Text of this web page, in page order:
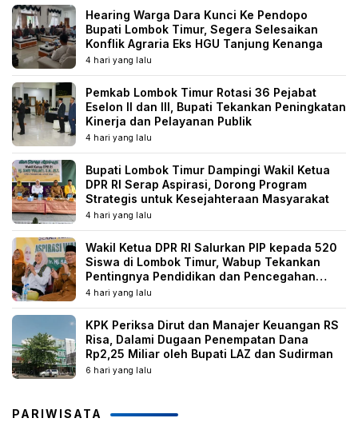
Hearing Warga Dara Kunci Ke Pendopo
Bupati Lombok Timur, Segera Selesaikan
Konflik Agraria Eks HGU Tanjung Kenanga
4 hari yang lalu
Pemkab Lombok Timur Rotasi 36 Pejabat
Eselon II dan III, Bupati Tekankan Peningkatan
Kinerja dan Pelayanan Publik
4 hari yang lalu
Bupati Lombok Timur Dampingi Wakil Ketua
DPR RI Serap Aspirasi, Dorong Program
Strategis untuk Kesejahteraan Masyarakat
4 hari yang lalu
Wakil Ketua DPR RI Salurkan PIP kepada 520
Siswa di Lombok Timur, Wabup Tekankan
Pentingnya Pendidikan dan Pencegahan
Perkawinan Anak
4 hari yang lalu
KPK Periksa Dirut dan Manajer Keuangan RS
Risa, Dalami Dugaan Penempatan Dana
Rp2,25 Miliar oleh Bupati LAZ dan Sudirman
6 hari yang lalu
PARIWISATA